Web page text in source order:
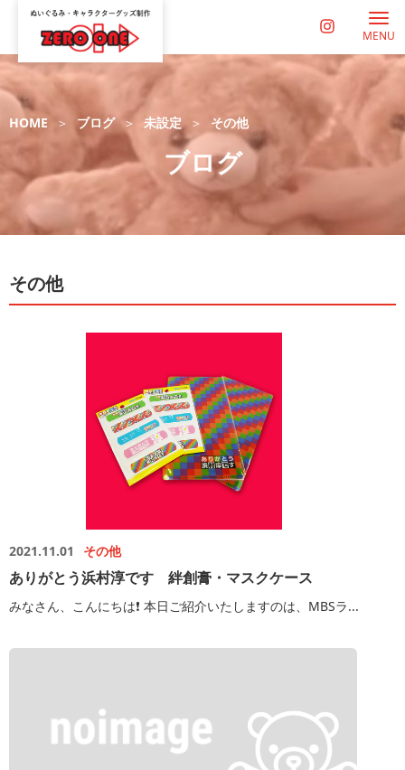
MENU
HOME ブログ 未設定 その他
ブログ
その他
2021.11.01 その他
ありがとう浜村淳です 絆創膏・マスクケース
みなさん、こんにちは❗️ 本日ご紹介いたしますのは、MBSラ...